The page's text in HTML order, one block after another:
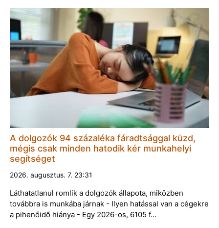
A dolgozók 94 százaléka fáradtsággal küzd,
mégis csak minden hatodik kér munkahelyi
segítséget
2026. augusztus. 7. 23:31
Láthatatlanul romlik a dolgozók állapota, miközben
továbbra is munkába járnak - Ilyen hatással van a cégekre
a pihenőidő hiánya - Egy 2026-os, 6105 f…